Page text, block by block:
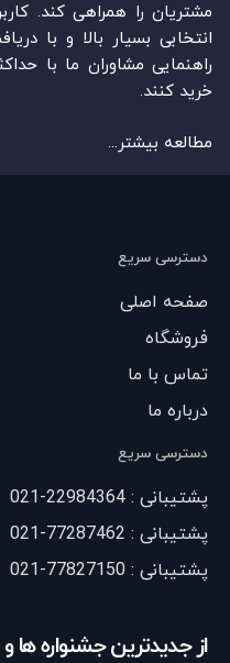
مشتریان را همراهی کند.
انتخابی بسیار بالا و با
راهنمایی مشاوران ما با
خرید کنند.
مطالعه بیشتر...
دسترسی سریع
صفحه اصلی
فروشگاه
تماس با ما
درباره ما
دسترسی سریع
پشتیبانی : 22984364-021
پشتیبانی : 77287462-021
پشتیبانی : 77827150-021
از جدیدترین جشنواره